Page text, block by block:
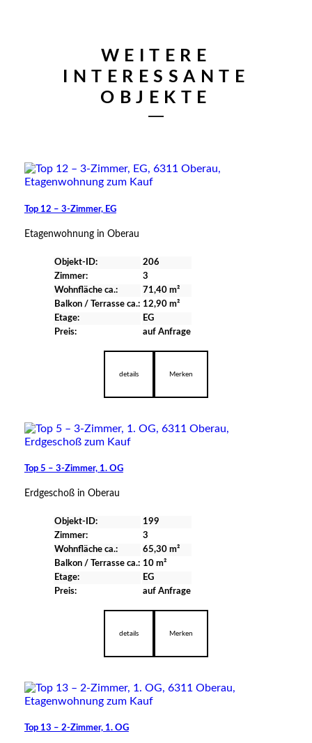
WEITERE
INTERESSANTE
OBJEKTE
Top 12 – 3-Zimmer, EG
Etagenwohnung in Oberau
Objekt-ID:
206
Zimmer:
3
Wohnfläche ca.:
71,40 m²
Balkon / Terrasse ca.: 12,90 m²
Etage:
EG
Preis:
auf Anfrage
details Merken
Top 5 – 3-Zimmer, 1. OG
Erdgeschoß in Oberau
Objekt-ID:
199
Zimmer:
3
Wohnfläche ca.:
65,30 m²
Balkon / Terrasse ca.: 10 m²
Etage:
EG
Preis:
auf Anfrage
details Merken
Top 13 – 2-Zimmer, 1. OG